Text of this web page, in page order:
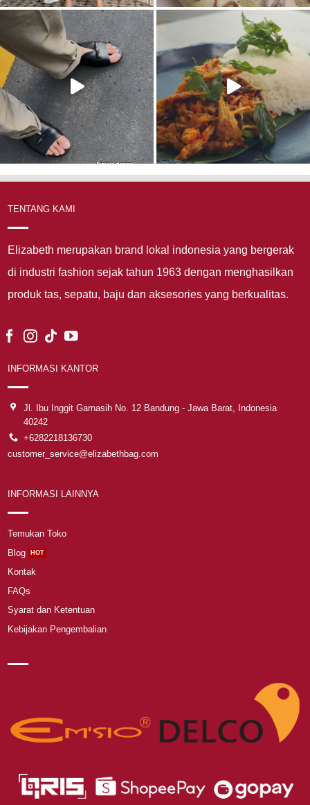
TENTANG KAMI
Elizabeth merupakan brand lokal indonesia yang bergerak
di industri fashion sejak tahun 1963 dengan menghasilkan
produk tas, sepatu, baju dan aksesories yang berkualitas.
INFORMASI KANTOR
Jl. Ibu Inggit Garnasih No. 12 Bandung - Jawa Barat, Indonesia
40242
+6282218136730
customer_service@elizabethbag.com
INFORMASI LAINNYA
Temukan Toko
Blog
Kontak
FAQs
Syarat dan Ketentuan
Kebijakan Pengembalian